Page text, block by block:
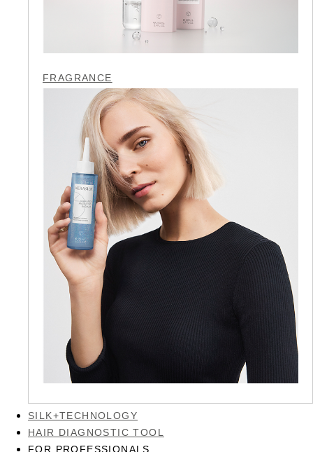
FRAGRANCE
SILK+TECHNOLOGY
HAIR DIAGNOSTIC TOOL
FOR PROFESSIONALS